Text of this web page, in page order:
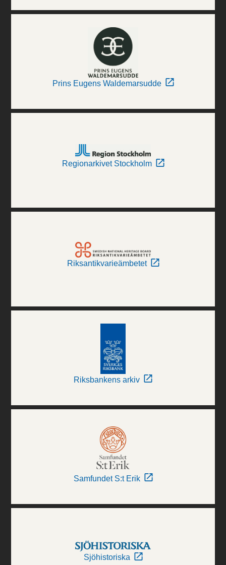
Prins Eugens Waldemarsudde
Regionarkivet Stockholm
Riksantikvarieämbetet
Riksbankens arkiv
Samfundet S:t Erik
Sjöhistoriska